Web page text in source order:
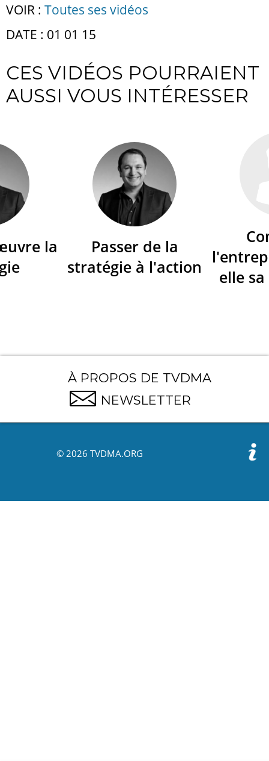
VOIR : Toutes ses vidéos
DATE : 01 01 15
CES VIDÉOS POURRAIENT
AUSSI VOUS INTÉRESSER
la
Passer de la
stratégie à l'action
elle
À PROPOS DE TVDMA
NEWSLETTER
© 2026 TVDMA.ORG